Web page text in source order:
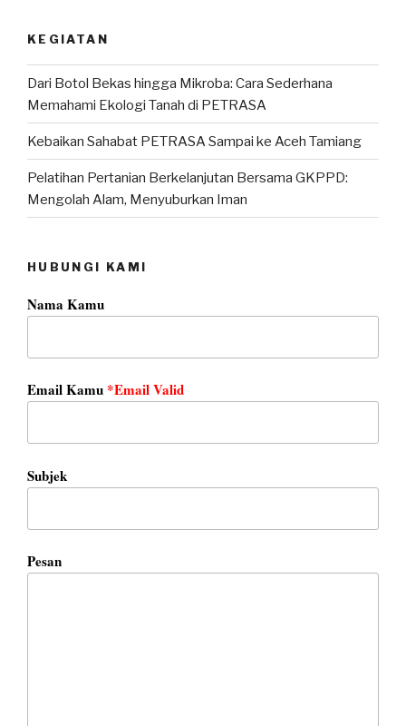
KEGIATAN
Dari Botol Bekas hingga Mikroba: Cara Sederhana
Memahami Ekologi Tanah di PETRASA
Kebaikan Sahabat PETRASA Sampai ke Aceh Tamiang
Pelatihan Pertanian Berkelanjutan Bersama GKPPD:
Mengolah Alam, Menyuburkan Iman
HUBUNGI KAMI
Nama Kamu
Email Kamu *Email Valid
Subjek
Pesan